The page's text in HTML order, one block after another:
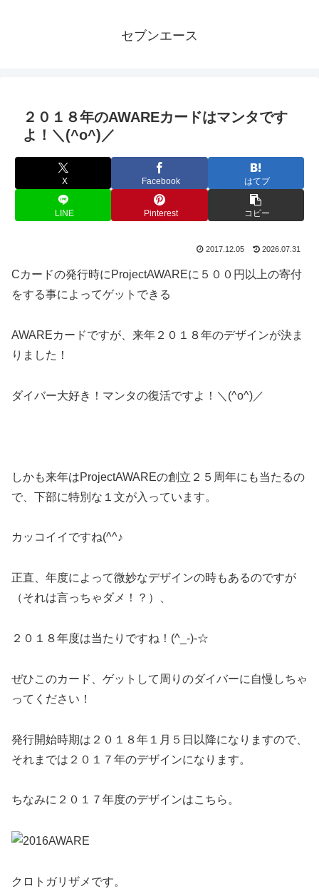
セブンエース
２０１８年のAWAREカードはマンタです
よ！＼(^o^)／
X Facebook はてブ
LINE Pinterest コピー
2017.12.05 2026.07.31
Cカードの発行時にProjectAWAREに５００円以上の寄付
をする事によってゲットできる
AWAREカードですが、来年２０１８年のデザインが決ま
りました！
ダイバー大好き！マンタの復活ですよ！＼(^o^)／
しかも来年はProjectAWAREの創立２５周年にも当たるの
で、下部に特別な１文が入っています。
カッコイイですね(^^♪
正直、年度によって微妙なデザインの時もあるのですが
（それは言っちゃダメ！？）、
２０１８年度は当たりですね！(^_-)-☆
ぜひこのカード、ゲットして周りのダイバーに自慢しちゃ
ってください！
発行開始時期は２０１８年１月５日以降になりますので、
それまでは２０１７年のデザインになります。
ちなみに２０１７年度のデザインはこちら。
クロトガリザメです。